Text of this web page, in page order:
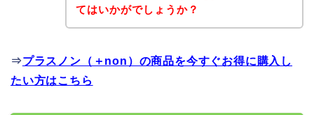
てはいかがでしょうか？
⇒プラスノン（＋non）の商品を今すぐお得に購入し
たい方はこちら